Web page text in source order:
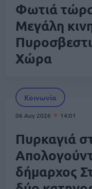
Φωτιά
Μεγάλη
Χώρα
Κοινωνία
06 Αυγ 2026 14:01
Πυρκαγιά
δήμαρχος